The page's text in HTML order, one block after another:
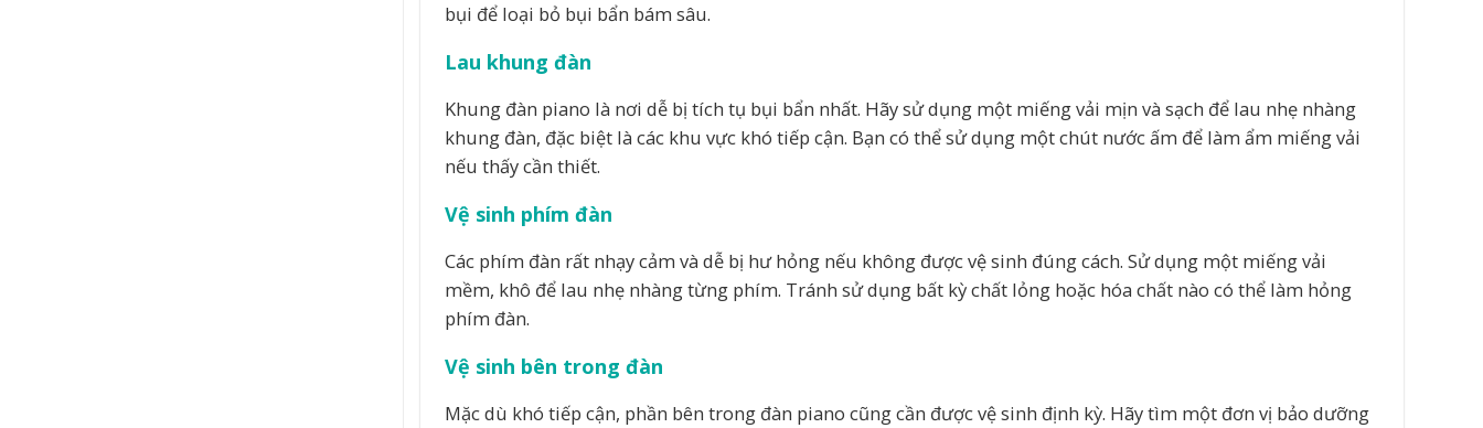
bụi để loại bỏ bụi bẩn bám sâu.
Lau khung đàn
Khung đàn piano là nơi dễ bị tích tụ bụi bẩn nhất. Hãy sử dụng một miếng vải mịn và sạch để lau nhẹ nhàng
khung đàn, đặc biệt là các khu vực khó tiếp cận. Bạn có thể sử dụng một chút nước ấm để làm ẩm miếng vải
nếu thấy cần thiết.
Vệ sinh phím đàn
Các phím đàn rất nhạy cảm và dễ bị hư hỏng nếu không được vệ sinh đúng cách. Sử dụng một miếng vải
mềm, khô để lau nhẹ nhàng từng phím. Tránh sử dụng bất kỳ chất lỏng hoặc hóa chất nào có thể làm hỏng
phím đàn.
Vệ sinh bên trong đàn
Mặc dù khó tiếp cận, phần bên trong đàn piano cũng cần được vệ sinh định kỳ. Hãy tìm một đơn vị bảo dưỡng